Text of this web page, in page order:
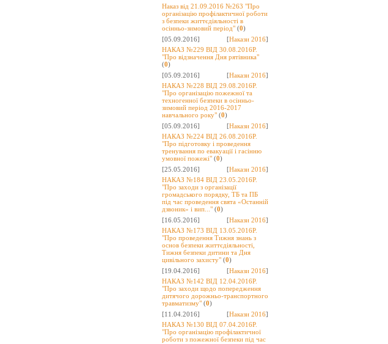
Наказ від 21.09.2016 №263 "Про
організацію профілактичної роботи
з безпеки життєдіяльності в
осінньо-зимовий період" (0)
[05.09.2016]
[Накази 2016]
НАКАЗ №229 ВІД 30.08.2016Р.
"Про відзначення Дня рятівника"
(0)
[05.09.2016]
[Накази 2016]
НАКАЗ №228 ВІД 29.08.2016Р.
"Про організацію пожежної та
техногенної безпеки в осінньо-
зимовий період 2016-2017
навчального року" (0)
[05.09.2016]
[Накази 2016]
НАКАЗ №224 ВІД 26.08.2016Р.
"Про підготовку і проведення
тренування по евакуації і гасінню
умовної пожежі" (0)
[25.05.2016]
[Накази 2016]
НАКАЗ №184 ВІД 23.05.2016Р.
"Про заходи з організації
громадського порядку, ТБ та ПБ
під час проведення свята «Останній
дзвоник» і вип..." (0)
[16.05.2016]
[Накази 2016]
НАКАЗ №173 ВІД 13.05.2016Р.
"Про проведення Тижня знань з
основ безпеки життєдіяльності,
Тижня безпеки дитини та Дня
цивільного захисту" (0)
[19.04.2016]
[Накази 2016]
НАКАЗ №142 ВІД 12.04.2016Р.
"Про заходи щодо попередження
дитячого дорожньо-транспортного
травматизму" (0)
[11.04.2016]
[Накази 2016]
НАКАЗ №130 ВІД 07.04.2016Р.
"Про організацію профілактичної
роботи з пожежної безпеки під час